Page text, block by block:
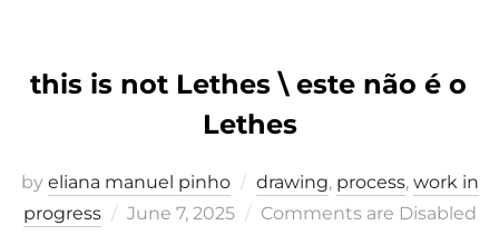
this is not Lethes \ este não é o
Lethes
by eliana manuel pinho drawing, process, work in
progress
Posted
June 7, 2025 Comments are Disabled